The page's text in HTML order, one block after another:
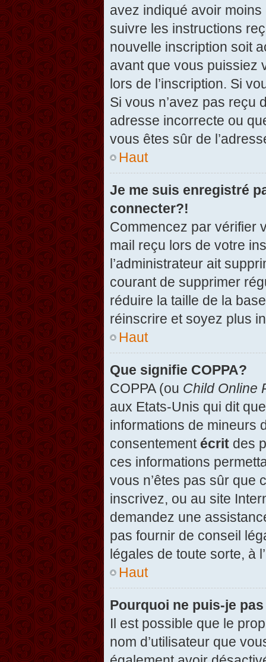
avez indiqué avoir
suivre les instructions
nouvelle inscription soit
avant que vous puissiez
lors de l’inscription. Si
Si vous n’avez pas reçu
adresse incorrecte ou
vous êtes sûr de
Haut
Je me suis enregistré
connecter?!
Commencez par vérifier
mail reçu lors de votre
l’administrateur ait
courant de supprimer
réduire la taille de la
réinscrire et soyez plus
Haut
Que signifie COPPA?
COPPA (ou Child Online
aux Etats-Unis qui dit
informations de mineurs
consentement écrit des
ces informations
vous n’êtes pas sûr que
inscrivez, ou au site
demandez une
pas fournir de conseil
légales de toute sorte, à
Haut
Pourquoi ne puis-je
Il est possible que le
nom d’utilisateur que